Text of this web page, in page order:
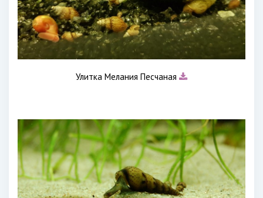
Улитка Мелания Песчаная